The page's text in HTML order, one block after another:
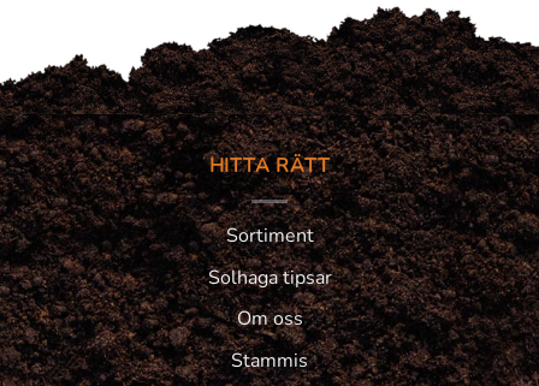
HITTA RÄTT
Sortiment
Solhaga tipsar
Om oss
Stammis